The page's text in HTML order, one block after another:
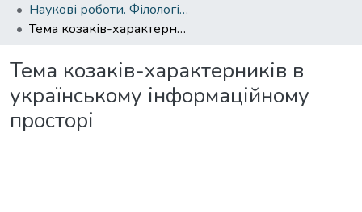
Наукові роботи. Філологічний факультет
Тема козаків-характерників в українському інформаційному просторі
Тема козаків-характерників в
українському інформаційному
просторі